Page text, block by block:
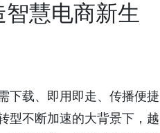
慧电商新生
下载、即用即走、传播便捷
型不断加速的大背景下，越